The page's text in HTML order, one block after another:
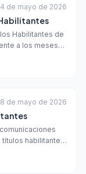
de mayo de 2026
Habilitantes de
a los meses
8 de mayo de 2026
habilitantes